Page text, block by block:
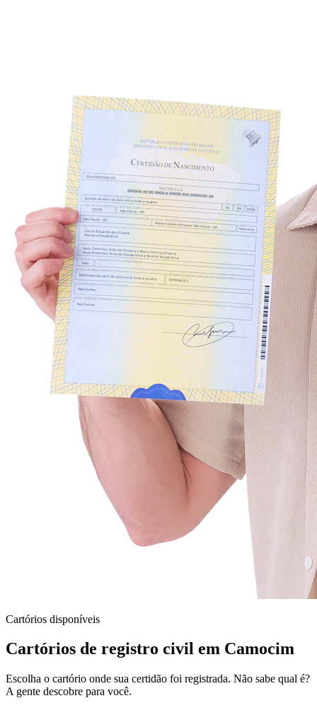
Cartórios disponíveis
Cartórios de registro civil em Camocim
Escolha o cartório onde sua certidão foi registrada. Não sabe qual é?
A gente descobre para você.